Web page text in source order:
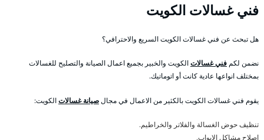
فني غسالات الكويت
هل تبحث عن فني غسالات الكويت السريع والاحترافي؟
نضمن لكمفني غسالاتالكويت والخبير بجميع اعمال الصيانة والتصليح للغسالات
بمختلف انواعها عادية كانت أو اتوماتيك.
يقوم فني غسالات الكويت بالكثير من الاعمال في مجالصيانة غسالاتالكويت:
تنظيف حوض الغسالة والفلاتر والخراطيم.
اصلاح مشاكل الابواب.